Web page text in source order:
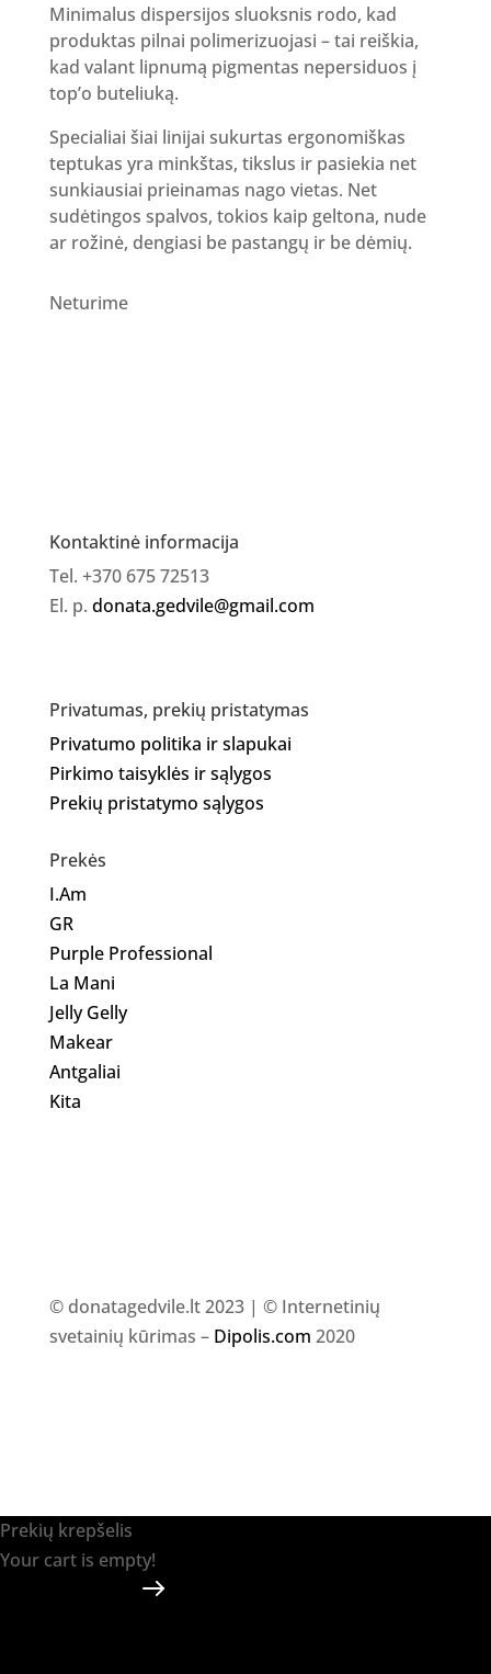
Minimalus dispersijos sluoksnis rodo, kad
produktas pilnai polimerizuojasi – tai reiškia,
kad valant lipnumą pigmentas nepersiduos į
top’o buteliuką.
Specialiai šiai linijai sukurtas ergonomiškas
teptukas yra minkštas, tikslus ir pasiekia net
sunkiausiai prieinamas nago vietas. Net
sudėtingos spalvos, tokios kaip geltona, nude
ar rožinė, dengiasi be pastangų ir be dėmių.
Neturime
Kontaktinė informacija
Tel. +370 675 72513
El. p. donata.gedvile@gmail.com
Privatumas, prekių pristatymas
Privatumo politika ir slapukai
Pirkimo taisyklės ir sąlygos
Prekių pristatymo sąlygos
Prekės
I.Am
GR
Purple Professional
La Mani
Jelly Gelly
Makear
Antgaliai
Kita
© donatagedvile.lt 2023 | © Internetinių
svetainių kūrimas – Dipolis.com 2020
Prekių krepšelis
Your cart is empty!